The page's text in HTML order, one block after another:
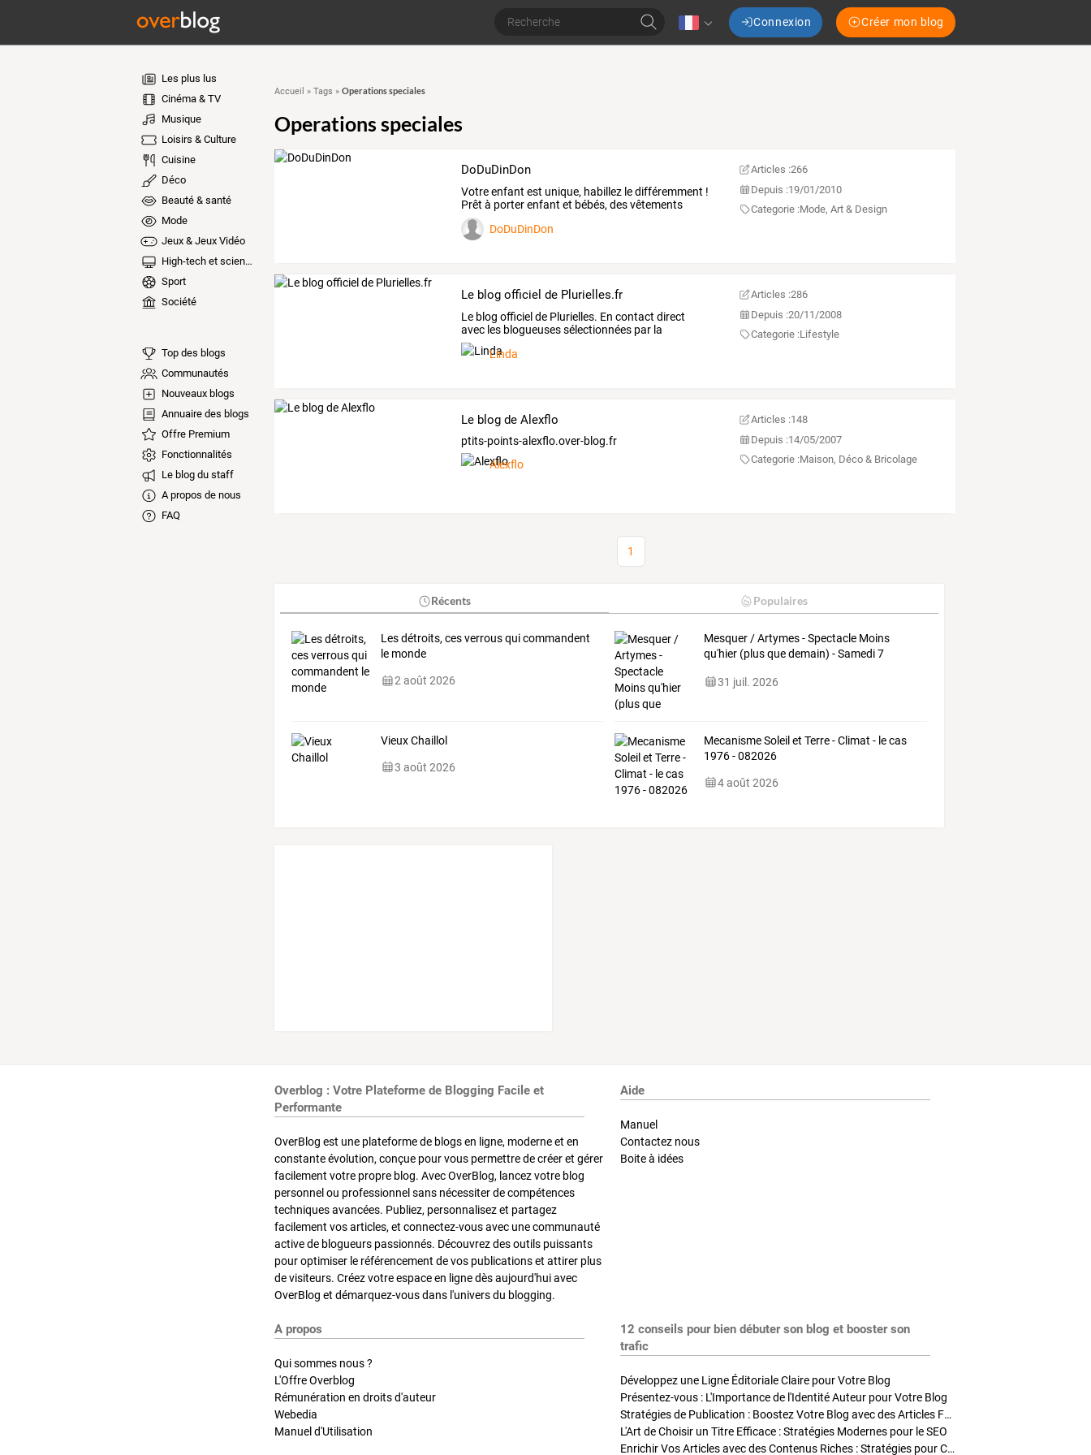
Connexion Créer mon blog
Les plus lus
Cinéma & TV
Musique
Loisirs & Culture
Cuisine
Déco
Beauté & santé
Mode
Jeux & Jeux Vidéo
High-tech et sciences
Sport
Société
Top des blogs
Communautés
Nouveaux blogs
Annuaire des blogs
Offre Premium
Fonctionnalités
Le blog du staff
A propos de nous
FAQ
Accueil » Tags » Operations speciales
Operations speciales
DoDuDinDon
Votreenfant est unique, habillez ledifféremment !
Prêt à porterenfant et bébés, desvêtements
Made
DoDuDinDon
Articles :266
Depuis :19/01/2010
Categorie :Mode, Art & Design
Le blog officiel de Plurielles.fr
Le blog officiel de Plurielles. En contact direct
avec les blogueuses sélectionnées par la
rédaction !
Linda
Articles :286
Depuis :20/11/2008
Categorie :Lifestyle
Le blog de Alexflo
ptits-points-alexflo.over-blog.fr
Alexflo
Articles :148
Depuis :14/05/2007
Categorie :Maison, Déco & Bricolage
1
Récents Populaires
Les détroits, ces verrous qui commandent
le monde
2 août 2026
Mesquer / Artymes - Spectacle Moins
qu'hier (plus que demain) - Samedi 7
31 juil. 2026
Vieux Chaillol
3 août 2026
Mecanisme Soleil et Terre - Climat - le cas
1976 - 082026
4 août 2026
Overblog : Votre Plateforme de Blogging Facile et
Performante
OverBlog est une plateforme de blogs en ligne, moderne et en
constante évolution, conçue pour vous permettre de créer et gérer
facilement votre propre blog. Avec OverBlog, lancez votre blog
personnel ou professionnel sans nécessiter de compétences
techniques avancées. Publiez, personnalisez et partagez
facilement vos articles, et connectez-vous avec une communauté
active de blogueurs passionnés. Découvrez des outils puissants
pour optimiser le référencement de vos publications et attirer plus
de visiteurs. Créez votre espace en ligne dès aujourd'hui avec
OverBlog et démarquez-vous dans l'univers du blogging.
Aide
Manuel
Contactez nous
Boite à idées
A propos
Qui sommes nous ?
L'Offre Overblog
Rémunération en droits d'auteur
Webedia
Manuel d'Utilisation
12 conseils pour bien débuter son blog et booster son
trafic
Développez une Ligne Éditoriale Claire pour Votre Blog
Présentez-vous : L'Importance de l'Identité Auteur pour Votre Blog
Stratégies de Publication : Boostez Votre Blog avec des Articles Fréquents et Exclusifs
L'Art de Choisir un Titre Efficace : Stratégies Modernes pour le SEO
Enrichir Vos Articles avec des Contenus Riches : Stratégies pour Captiver et Optimiser